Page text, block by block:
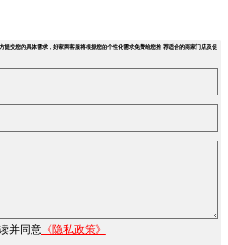
提交您的具体需求，好家网客服将根据您的个性化需求免费给您推 荐适合的商家门店及促
并同意《隐私政策》